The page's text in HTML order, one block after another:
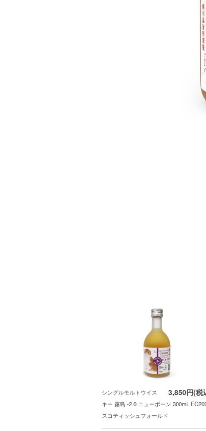
3,850円(税
シングルモルトウイス
キー 霧島 -2.0 ニューボーン 300mL
スコティッシュフォールド